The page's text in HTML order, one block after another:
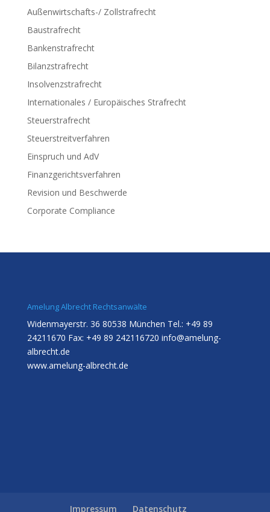
Außenwirtschafts-/ Zollstrafrecht
Baustrafrecht
Bankenstrafrecht
Bilanzstrafrecht
Insolvenzstrafrecht
Internationales / Europäisches Strafrecht
Steuerstrafrecht
Steuerstreitverfahren
Einspruch und AdV
Finanzgerichtsverfahren
Revision und Beschwerde
Corporate Compliance
Amelung Albrecht Rechtsanwälte
Widenmayerstr. 36 80538 München Tel.: +49 89
24211670 Fax: +49 89 242116720 info@amelung-
albrecht.de
www.amelung-albrecht.de
Impressum Datenschutz